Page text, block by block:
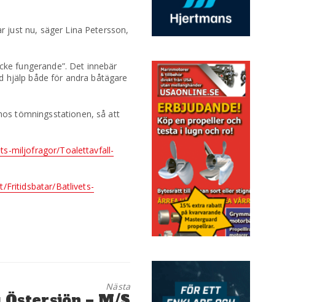
just nu, säger Lina Petersson,
fungerande”. Det innebär
hjälp både för andra båtägare
tömningsstationen, så att
miljofragor/Toalettavfall-
Fritidsbatar/Batlivets-
Nästa